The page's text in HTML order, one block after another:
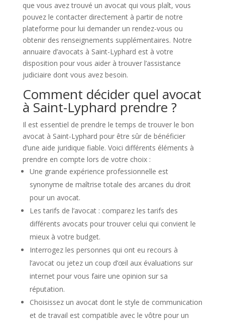
que vous avez trouvé un avocat qui vous plaît, vous
pouvez le contacter directement à partir de notre
plateforme pour lui demander un rendez-vous ou
obtenir des renseignements supplémentaires. Notre
annuaire d’avocats à Saint-Lyphard est à votre
disposition pour vous aider à trouver l’assistance
judiciaire dont vous avez besoin.
Comment décider quel avocat
à Saint-Lyphard prendre ?
Il est essentiel de prendre le temps de trouver le bon
avocat à Saint-Lyphard pour être sûr de bénéficier
d’une aide juridique fiable. Voici différents éléments à
prendre en compte lors de votre choix :
Une grande expérience professionnelle est
synonyme de maîtrise totale des arcanes du droit
pour un avocat.
Les tarifs de l’avocat : comparez les tarifs des
différents avocats pour trouver celui qui convient le
mieux à votre budget.
Interrogez les personnes qui ont eu recours à
l’avocat ou jetez un coup d’œil aux évaluations sur
internet pour vous faire une opinion sur sa
réputation.
Choisissez un avocat dont le style de communication
et de travail est compatible avec le vôtre pour un